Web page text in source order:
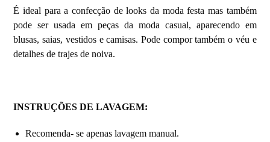
É ideal para a confecção de looks da moda festa mas também
pode ser usada em peças da moda casual, aparecendo em
blusas, saias, vestidos e camisas. Pode compor também o véu e
detalhes de trajes de noiva.
INSTRUÇÕES DE LAVAGEM:
Recomenda- se apenas lavagem manual.